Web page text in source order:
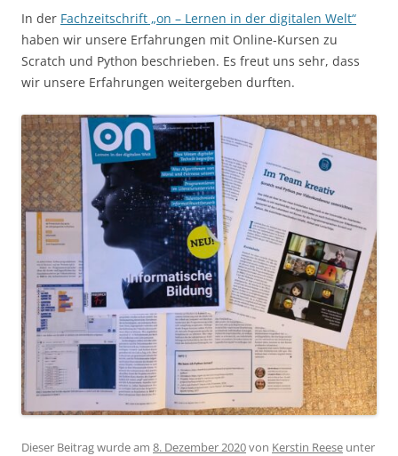
In der Fachzeitschrift „on – Lernen in der digitalen Welt“
haben wir unsere Erfahrungen mit Online-Kursen zu
Scratch und Python beschrieben. Es freut uns sehr, dass
wir unsere Erfahrungen weitergeben durften.
Dieser Beitrag wurde am 8. Dezember 2020von Kerstin Reese unter